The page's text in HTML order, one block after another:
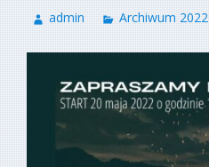
admin Archiwum 2022